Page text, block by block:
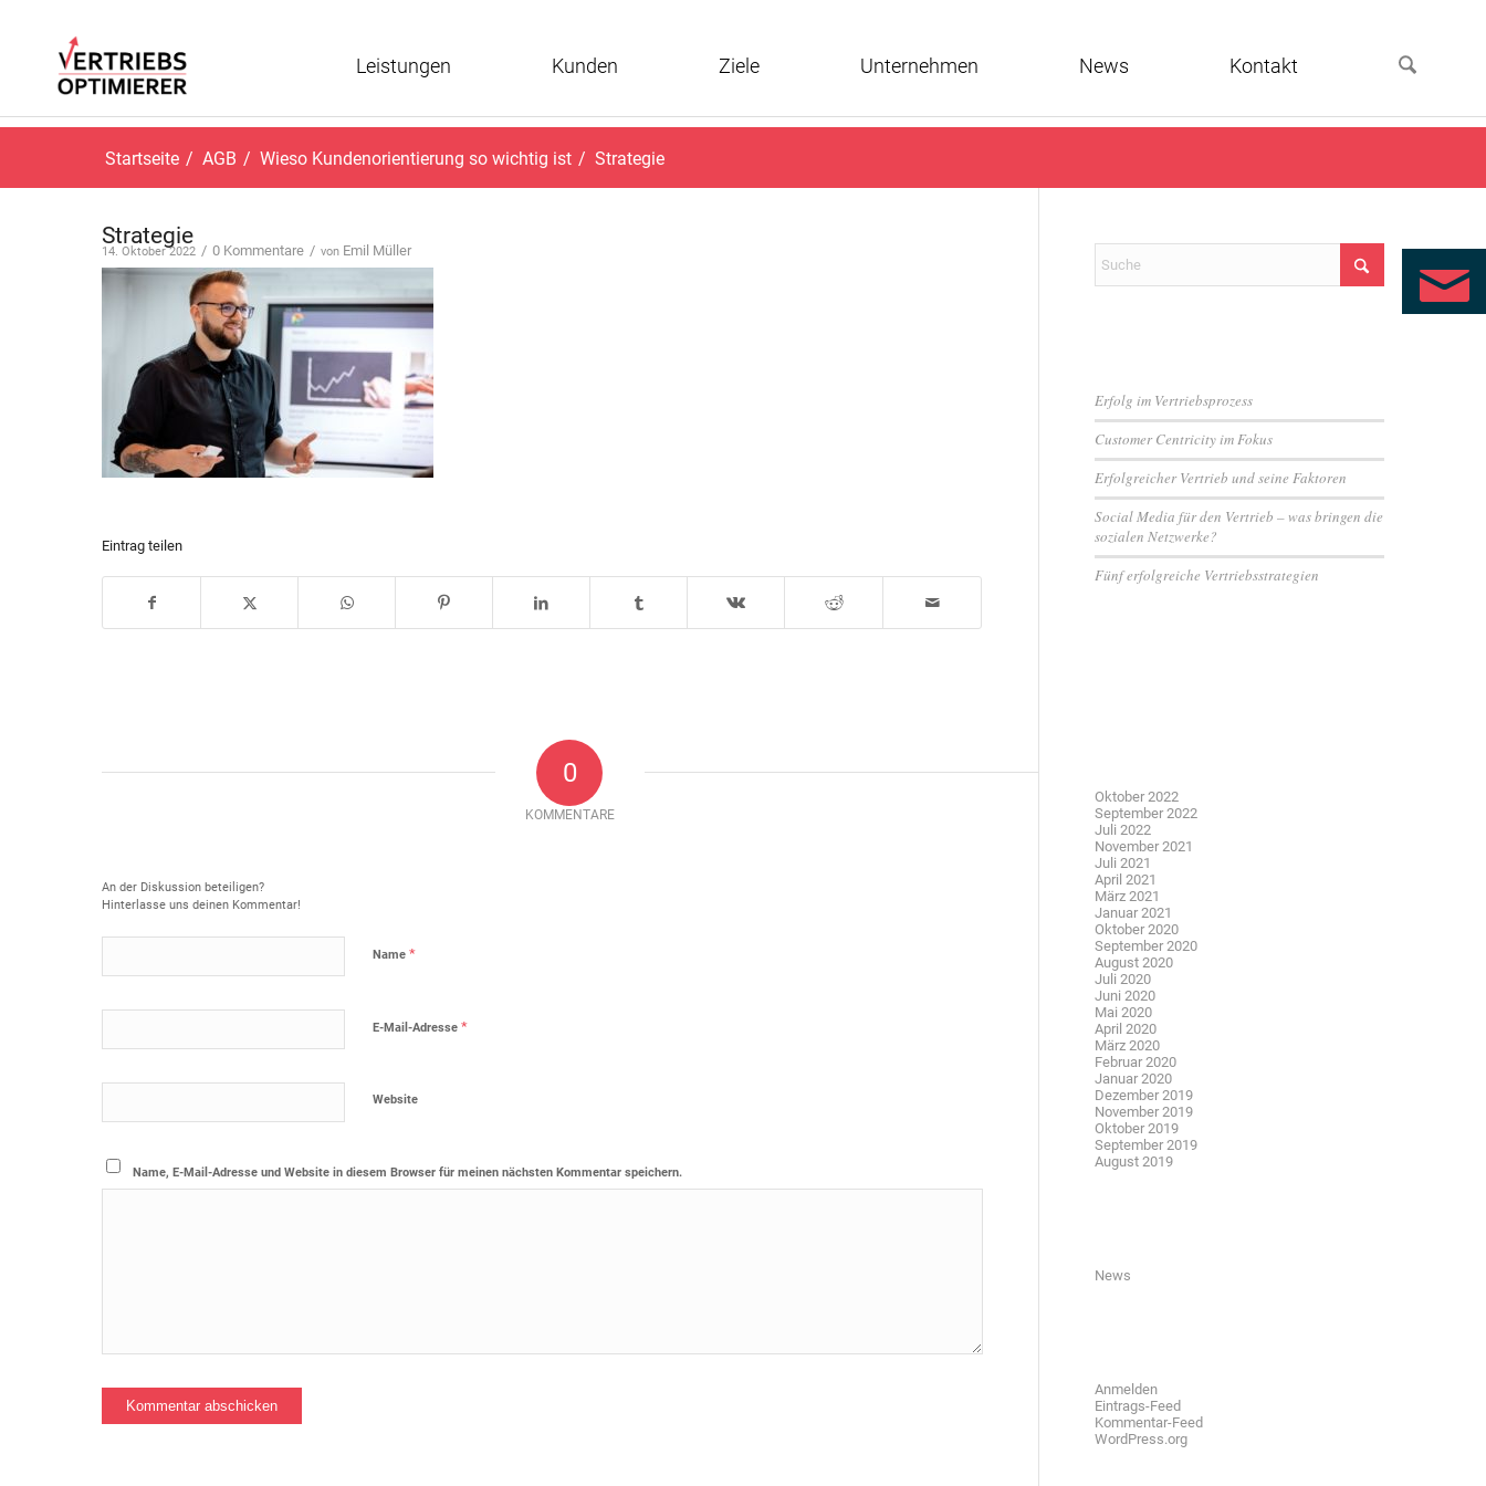
Leistungen Kunden Ziele Unternehmen News Kontakt
Startseite / AGB / Wieso Kundenorientierung so wichtig ist / Strategie
Strategie
14. Oktober 2022 / 0 Kommentare / von Emil Müller
Eintrag teilen
0
KOMMENTARE
An der Diskussion beteiligen?
Hinterlasse uns deinen Kommentar!
Name *
E-Mail-Adresse *
Website
Name, E-Mail-Adresse und Website in diesem Browser für meinen nächsten Kommentar speichern.
Erfolg im Vertriebsprozess
Customer Centricity im Fokus
Erfolgreicher Vertrieb und seine Faktoren
Social Media für den Vertrieb – was bringen die
sozialen Netzwerke?
Fünf erfolgreiche Vertriebsstrategien
Oktober 2022
September 2022
Juli 2022
November 2021
Juli 2021
April 2021
März 2021
Januar 2021
Oktober 2020
September 2020
August 2020
Juli 2020
Juni 2020
Mai 2020
April 2020
März 2020
Februar 2020
Januar 2020
Dezember 2019
November 2019
Oktober 2019
September 2019
August 2019
News
Anmelden
Eintrags-Feed
Kommentar-Feed
WordPress.org